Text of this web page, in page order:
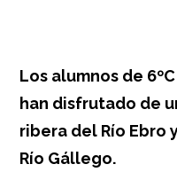
Los alumnos de
han disfrutado de
ribera del Río Ebro
Río Gállego.